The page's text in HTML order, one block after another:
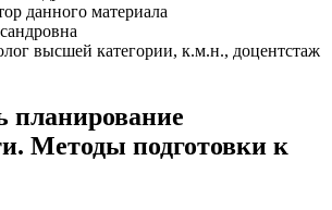
данного материала
высшей категории, к.м.н., доцентстаж
планирование
Методы подготовки к